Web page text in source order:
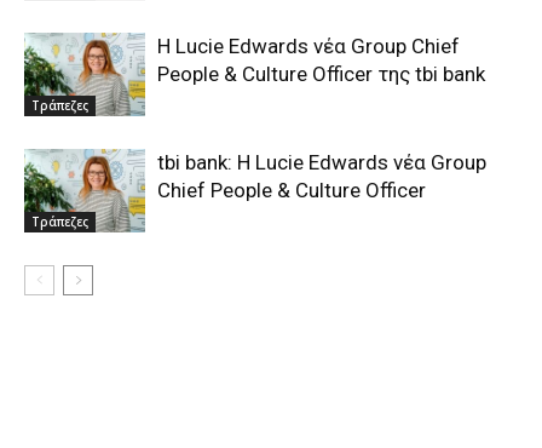
Τράπεζες
Η Lucie Edwards νέα Group Chief
People & Culture Officer της tbi bank
Τράπεζες
tbi bank: Η Lucie Edwards νέα Group
Chief People & Culture Officer